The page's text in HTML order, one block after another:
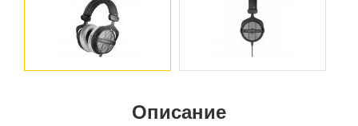
Описание